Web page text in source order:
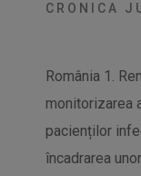
CRONICA
România 1.
monitorizarea
pacienților
încadrarea